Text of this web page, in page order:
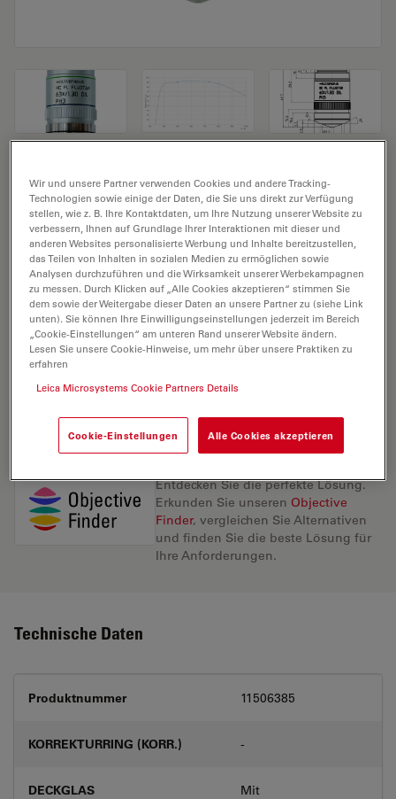
Mikroskopobjektiv HC PL FLUOTAR
63x/1,30 OIL PH3
Produkt Nr. 11506385
Das Objektiv HC PL FLUOTAR 63x/1,30 OIL PH3 hat eine
Vergrößerung von 63X und eine numerische Apertur
von 1,3. Für den Immersionseinsatz in Öl, mit einem
M25 Objektivgewinde mit 0,16 mm freiem
Arbeitsabstand und Sichtfeld FN 24.
ANGEBOT ANFORDERN
Entdecken Sie die perfekte Lösung.
Erkunden Sie unseren Objective
Finder, vergleichen Sie Alternativen
und finden Sie die beste Lösung für
Ihre Anforderungen.
Technische Daten
Produktnummer 11506385
KORREKTURRING (KORR.) -
DECKGLAS Mit
Wir und unsere Partner verwenden Cookies und andere Tracking-
Technologien sowie einige der Daten, die Sie uns direkt zur Verfügung
stellen, wie z. B. Ihre Kontaktdaten, um Ihre Nutzung unserer Website zu
verbessern, Ihnen auf Grundlage Ihrer Interaktionen mit dieser und
anderen Websites personalisierte Werbung und Inhalte bereitzustellen,
das Teilen von Inhalten in sozialen Medien zu ermöglichen sowie
Analysen durchzuführen und die Wirksamkeit unserer Werbekampagnen
zu messen. Durch Klicken auf „Alle Cookies akzeptieren“ stimmen Sie
dem sowie der Weitergabe dieser Daten an unsere Partner zu (siehe Link
unten). Sie können Ihre Einwilligungseinstellungen jederzeit im Bereich
„Cookie-Einstellungen“ am unteren Rand unserer Website ändern.
Lesen Sie unsere Cookie-Hinweise, um mehr über unsere Praktiken zu
erfahren
Leica Microsystems Cookie Partners Details
Cookie-Einstellungen Alle Cookies akzeptieren